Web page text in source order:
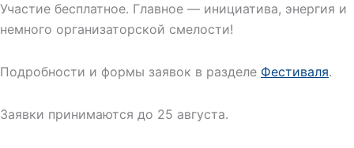
Участие бесплатное. Главное — инициатива, энергия и
немного организаторской смелости!
Подробности и формы заявок в разделе Фестиваля.
Заявки принимаются до 25 августа.